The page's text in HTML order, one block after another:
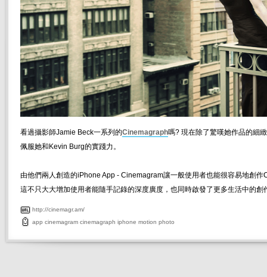
看過攝影師Jamie Beck一系列的Cinemagraph嗎? 現在除了驚嘆她作品的細
佩服她和Kevin Burg的實踐力。
由他們兩人創造的iPhone App - Cinemagram讓一般使用者也能很容易地創
這不只大大增加使用者能隨手記錄的深度廣度，也同時啟發了更多生活中的創
http://cinemagr.am/
app cinemagram cinemagraph iphone motion photo